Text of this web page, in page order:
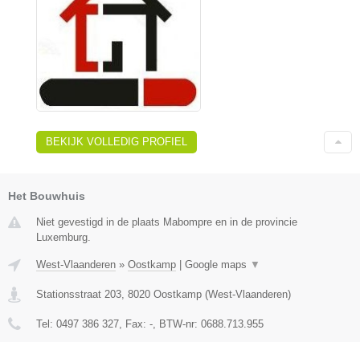
BEKIJK VOLLEDIG PROFIEL
Het Bouwhuis
Niet gevestigd in de plaats Mabompre en in de provincie
Luxemburg.
West-Vlaanderen » Oostkamp Google maps ▼
Stationsstraat 203, 8020 Oostkamp (West-Vlaanderen)
Tel: 0497 386 327, Fax: -, BTW-nr: 0688.713.955